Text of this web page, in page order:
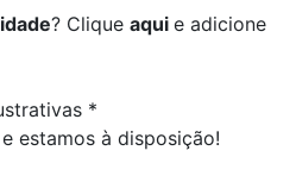
? Clique aqui e adicione
*
estamos à disposição!